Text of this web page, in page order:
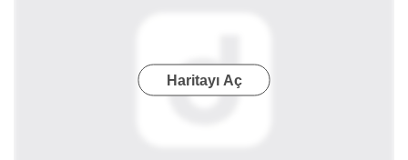
Haritayı Aç